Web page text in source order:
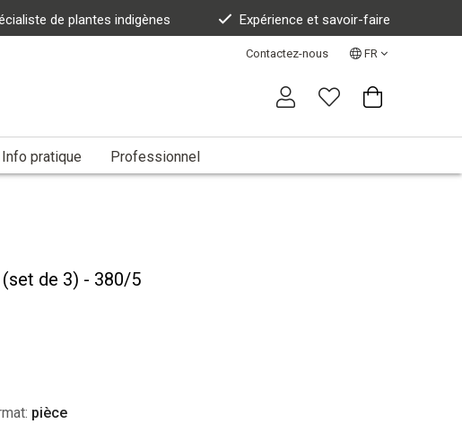
de plantes indigènes Expérience et savoir-faire
Contactez-nous FR
Info pratique Professionnel
de 3) - 380/5
pièce